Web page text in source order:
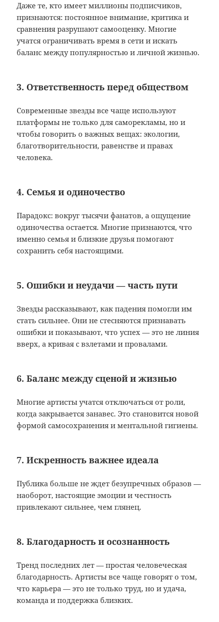
Даже те, кто имеет миллионы подписчиков,
признаются: постоянное внимание, критика и
сравнения разрушают самооценку. Многие
учатся ограничивать время в сети и искать
баланс между популярностью и личной жизнью.
3. Ответственность перед обществом
Современные звезды все чаще используют
платформы не только для саморекламы, но и
чтобы говорить о важных вещах: экологии,
благотворительности, равенстве и правах
человека.
4. Семья и одиночество
Парадокс: вокруг тысячи фанатов, а ощущение
одиночества остается. Многие признаются, что
именно семья и близкие друзья помогают
сохранить себя настоящими.
5. Ошибки и неудачи — часть пути
Звезды рассказывают, как падения помогли им
стать сильнее. Они не стесняются признавать
ошибки и показывают, что успех — это не линия
вверх, а кривая с взлетами и провалами.
6. Баланс между сценой и жизнью
Многие артисты учатся отключаться от роли,
когда закрывается занавес. Это становится новой
формой самосохранения и ментальной гигиены.
7. Искренность важнее идеала
Публика больше не ждет безупречных образов —
наоборот, настоящие эмоции и честность
привлекают сильнее, чем глянец.
8. Благодарность и осознанность
Тренд последних лет — простая человеческая
благодарность. Артисты все чаще говорят о том,
что карьера — это не только труд, но и удача,
команда и поддержка близких.